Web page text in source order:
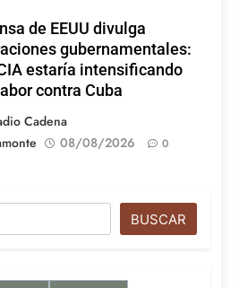
de EEUU divulga
gubernamentales:
estaría intensificando
contra Cuba
Cadena
08/08/2026 0
BUSCAR